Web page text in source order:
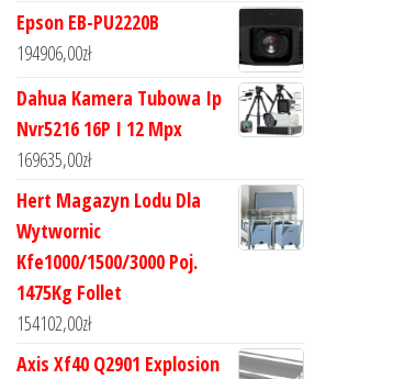
Epson EB-PU2220B
194906,00zł
Dahua Kamera Tubowa Ip
Nvr5216 16P I 12 Mpx
169635,00zł
Hert Magazyn Lodu Dla
Wytwornic
Kfe1000/1500/3000 Poj.
1475Kg Follet
154102,00zł
Axis Xf40 Q2901 Explosion